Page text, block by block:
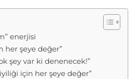
enerjisi
her şeye değer”
şey var ki denenecek!”
için her şeye değer”